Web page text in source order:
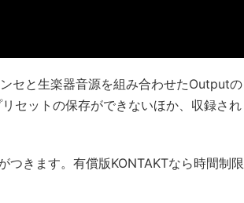
セと生楽器音源を組み合わせたOutputの
セットの保存ができないほか、収録され
つきます。有償版KONTAKTなら時間制限